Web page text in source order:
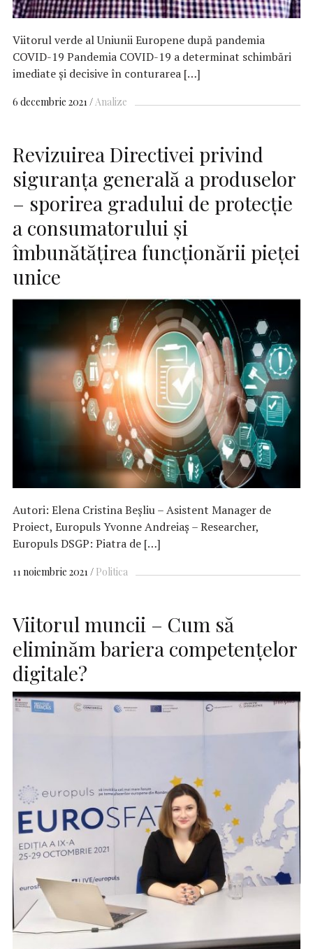
Viitorul verde al Uniunii Europene după pandemia
COVID-19 Pandemia COVID-19 a determinat schimbări
imediate și decisive în conturarea […]
6 decembrie 2021 Analize
Revizuirea Directivei privind
siguranța generală a produselor
– sporirea gradului de protecție
a consumatorului și
îmbunătățirea funcționării pieței
unice
Autori: Elena Cristina Beșliu – Asistent Manager de
Proiect, Europuls Yvonne Andreiaș – Researcher,
Europuls DSGP: Piatra de […]
11 noiembrie 2021 Politica
Viitorul muncii – Cum să
eliminăm bariera competențelor
digitale?